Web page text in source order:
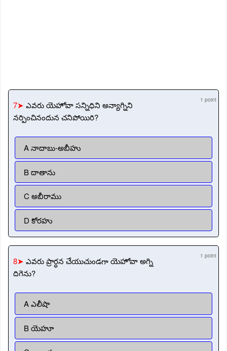
7➤ ఎవరు యెహోవా సన్నిధిని అన్యాగ్నిని
నర్పించినందున చనిపోయిరి?
1 point
A నాదాబు-అబీహు
B దాతాను
C అబీరాము
D కోరహు
8➤ ఎవరు ప్రార్ధన చేయుచుండగా యెహోవా అగ్ని
దిగెను?
1 point
A ఎలీషా
B యెహూ